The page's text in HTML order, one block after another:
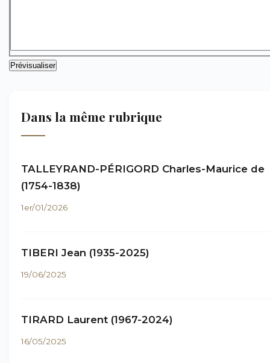
Dans la même rubrique
TALLEYRAND-PÉRIGORD Charles-Maurice de
(1754-1838)
1er/01/2026
TIBERI Jean (1935-2025)
19/06/2025
TIRARD Laurent (1967-2024)
16/05/2025